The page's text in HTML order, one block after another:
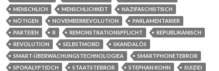
MENSCHLICH
MENSCHLICHKEIT
NAZIFASCHISTISCH
NÖTIGEN
NOVEMBERREVOLUTION
PARLAMENTARIER
PARTEIEN
R REMONSTRATIONSPFLICHT
REPUBLIKANISCH
REVOLUTION
SELBSTMORD
SKANDALÖS
SMART-ÜBERWACHUNGSTECHNOLOGIEA
SMARTPHONETERROR
SPOKALYPTIDCH
STAATSTERROR STEPHAN KOHN
SUIZID